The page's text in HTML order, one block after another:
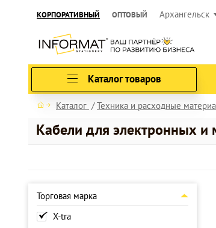
КОРПОРАТИВНЫЙ ОПТОВЫЙ Архангельск
Каталог товаров
Каталог Техника и расходные
Кабели для электронных и
Торговая марка
X-tra